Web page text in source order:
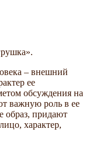
– внешний
ее
обсуждения на
важную роль в ее
образ, придают
характер,